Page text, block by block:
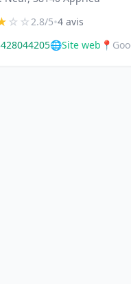
☆☆2.8/5•4 avis
🌐Site web 📍